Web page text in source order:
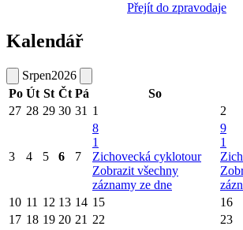
Přejít do zpravodaje
Kalendář
Srpen2026
Po Út St Čt Pá So
27 28 29 30 31 1 2
3 4 5 6 7
8
1
Zichovecká cyklotour
Zobrazit všechny
záznamy ze dne
9
1
10 11 12 13 14 15
16
17 18 19 20 21 22
23